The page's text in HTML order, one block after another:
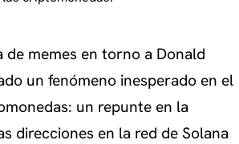
de memes en torno a Donald
un fenómeno inesperado en el
un repunte en la
direcciones en la red de Solana